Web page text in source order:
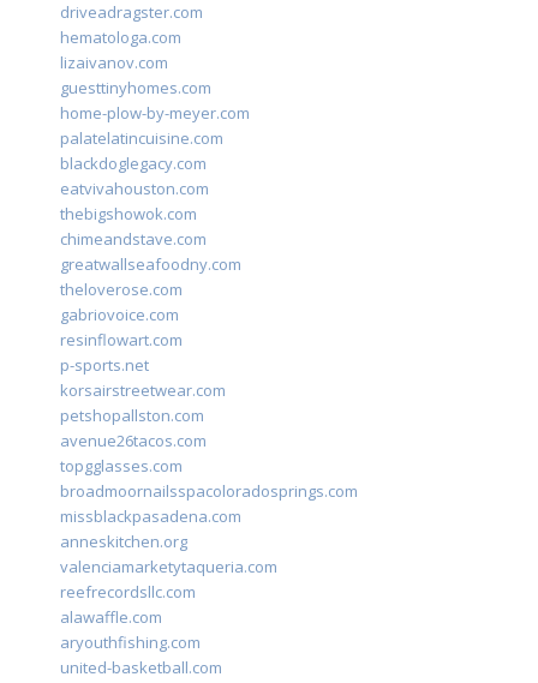
driveadragster.com
hematologa.com
lizaivanov.com
guesttinyhomes.com
home-plow-by-meyer.com
palatelatincuisine.com
blackdoglegacy.com
eatvivahouston.com
thebigshowok.com
chimeandstave.com
greatwallseafoodny.com
theloverose.com
gabriovoice.com
resinflowart.com
p-sports.net
korsairstreetwear.com
petshopallston.com
avenue26tacos.com
topgglasses.com
broadmoornailsspacoloradosprings.com
missblackpasadena.com
anneskitchen.org
valenciamarketytaqueria.com
reefrecordsllc.com
alawaffle.com
aryouthfishing.com
united-basketball.com